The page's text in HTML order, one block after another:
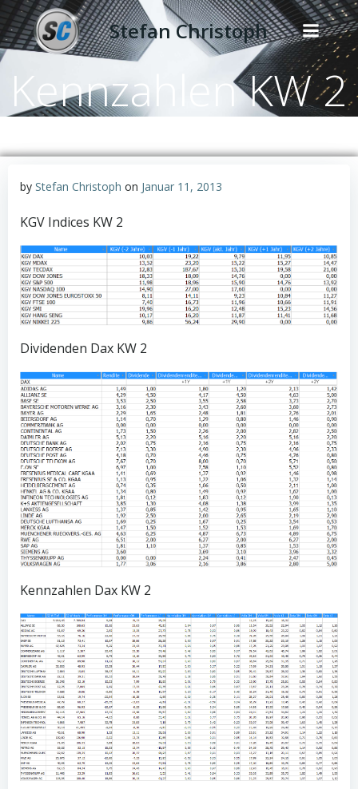
Zum
Inhalt
springen
Stefan Christoph
Kennzahlen KW 2
by Stefan Christoph on Januar 11, 2013
KGV Indices KW 2
Dividenden Dax KW 2
Kennzahlen Dax KW 2